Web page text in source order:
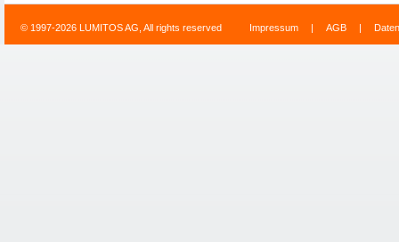
© 1997-2026 LUMITOS AG, All rights reserved Impressum | AGB |